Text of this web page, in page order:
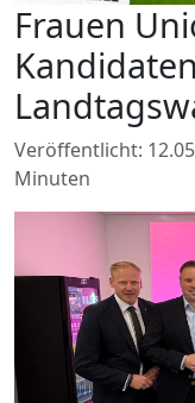
Frauen
Veröffentlicht:
Minuten